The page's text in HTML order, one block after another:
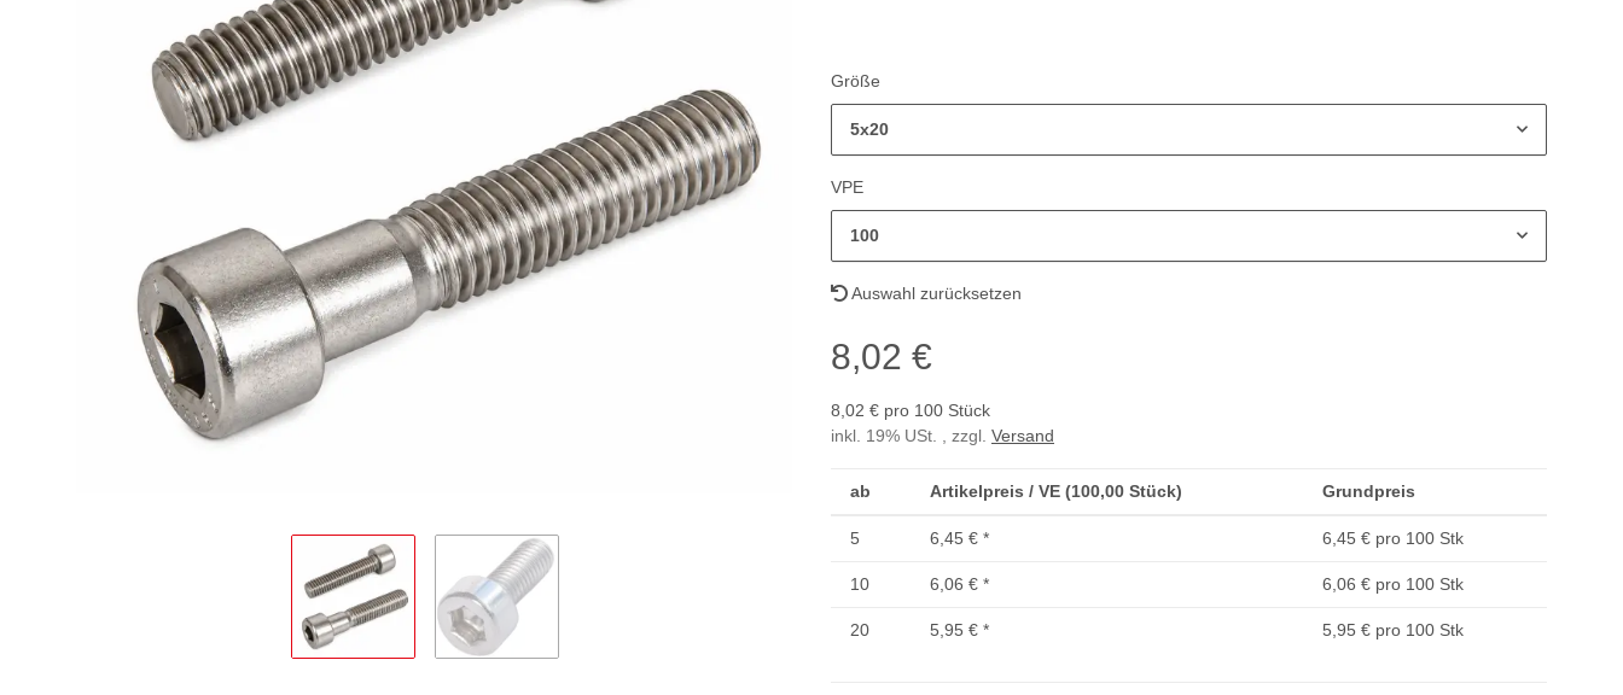
Größe
5x20
VPE
100
Auswahl zurücksetzen
8,02 €
8,02 € pro 100 Stück
inkl. 19% USt. , zzgl. Versand
ab Artikelpreis / VE (100,00 Stück) Grundpreis
5 6,45 € * 6,45 € pro 100 Stk
10 6,06 € * 6,06 € pro 100 Stk
20 5,95 € * 5,95 € pro 100 Stk